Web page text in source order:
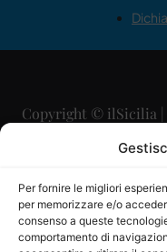
Per fornire le migliori
per memorizzare e/o
consenso a queste
comportamento di
Copyright © ilSicilia |
Direttore